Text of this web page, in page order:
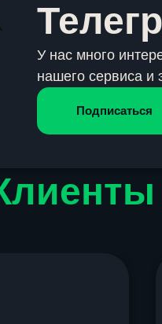
У нас много
нашего сервиса и
Подписаться